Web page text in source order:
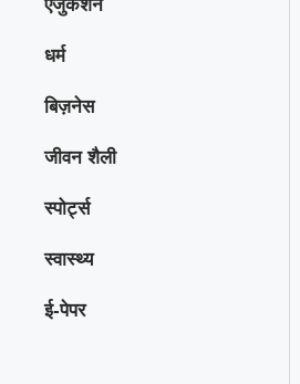
एजुकेशन
धर्म
बिज़नेस
जीवन शैली
स्पोर्ट्स
स्वास्थ्य
ई-पेपर